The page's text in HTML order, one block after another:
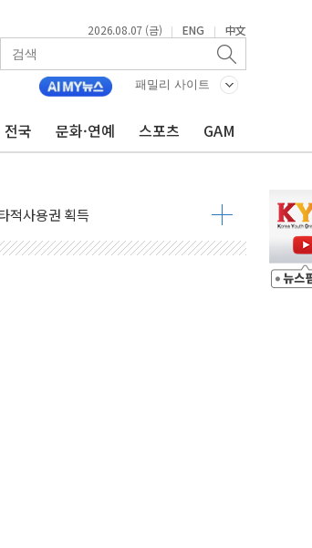
2026.08.07 (금) | ENG | 中文
패밀리 사이트
전국 문화·연예 스포츠 GAM
신청
사용권 획득
관심
이벤트 진행
여
…기술격차 확대 막아야"
마트 물류센터' 전환
에코플랜트 "전수 조사"